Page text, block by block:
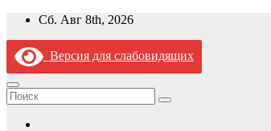
Перейти
содержимому
Сб. Авг 8th, 2026
Версия для слабовидящих